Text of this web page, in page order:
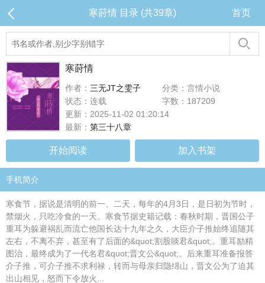
寒莳情 目录 (共39章) 首页
寒莳情
作者： 三无JT之雯子
分类：言情小说
状态：连载
字数：187209
更新：2025-11-02 01:20:14
最新： 第三十八章
开始阅读 加入书架
手机简介
寒食节，据说是清明的前一、二天，每年的4月3日，是日初为节时，
禁烟火，只吃冷食的一天。寒食节据史籍记载：春秋时期，晋国公子
重耳为躲避祸乱而流亡他国长达十九年之久，大臣介子推始终追随其
左右，不离不弃，甚至有了后面的&quot;割股啖君&quot;。重耳励精
图治，最终成为了一代名君&quot;晋文公&quot;。后来重耳准备报答
介子推，可介子推不求利禄，转而与母亲归隐绵山，晋文公为了迫其
出山相见，怒而下令放火...